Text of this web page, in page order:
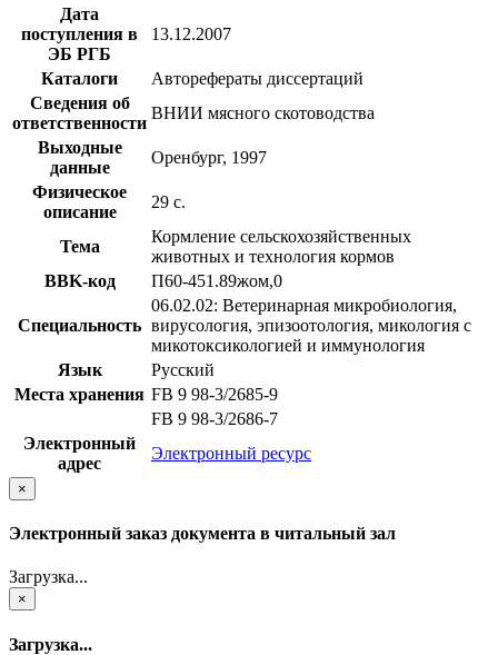
Дата
поступления в
ЭБ РГБ
13.12.2007
Каталоги
Авторефераты диссертаций
Сведения об
ответственности
ВНИИ мясного скотоводства
Выходные
данные
Оренбург, 1997
Физическое
описание
29 с.
Тема
Кормление сельскохозяйственных
животных и технология кормов
BBK-код
П60-451.89жом,0
Специальность
06.02.02: Ветеринарная микробиология,
вирусология, эпизоотология, микология с
микотоксикологией и иммунология
Язык
Русский
Места хранения FB 9 98-3/2685-9
FB 9 98-3/2686-7
Электронный
адрес
Электронный ресурс
×
Электронный заказ документа в читальный зал
Загрузка...
×
Загрузка...